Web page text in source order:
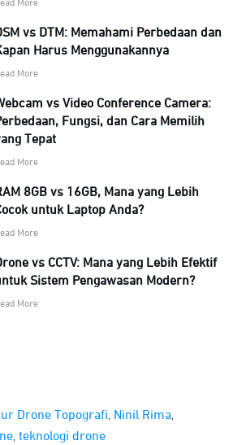
More
vs DTM: Memahami Perbedaan dan
Harus Menggunakannya
More
vs Video Conference Camera:
Fungsi, dan Cara Memilih
Tepat
More
8GB vs 16GB, Mana yang Lebih
untuk Laptop Anda?
More
vs CCTV: Mana yang Lebih Efektif
Sistem Pengawasan Modern?
More
Drone Topografi, Ninil Rima,
, teknologi drone